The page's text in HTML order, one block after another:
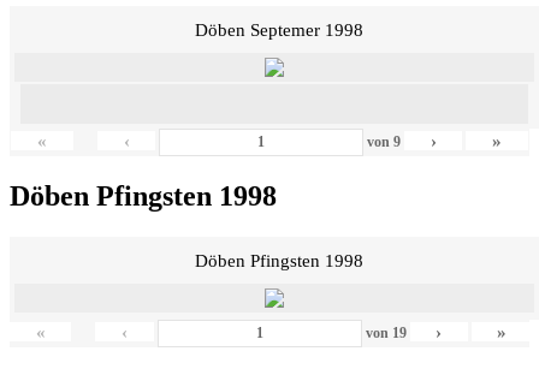
Döben Septemer 1998
« ‹ von9 › »
Döben Pfingsten 1998
Döben Pfingsten 1998
« ‹ von 19 › »